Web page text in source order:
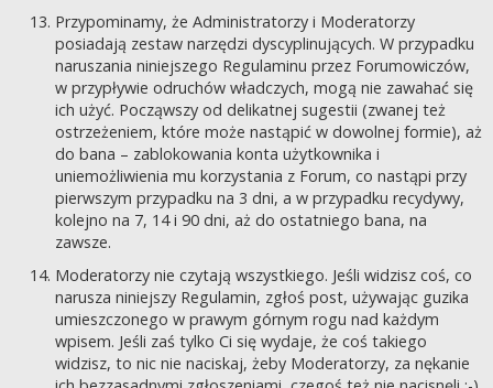
Przypominamy, że Administratorzy i Moderatorzy
posiadają zestaw narzędzi dyscyplinujących. W przypadku
naruszania niniejszego Regulaminu przez Forumowiczów,
w przypływie odruchów władczych, mogą nie zawahać się
ich użyć. Począwszy od delikatnej sugestii (zwanej też
ostrzeżeniem, które może nastąpić w dowolnej formie), aż
do bana – zablokowania konta użytkownika i
uniemożliwienia mu korzystania z Forum, co nastąpi przy
pierwszym przypadku na 3 dni, a w przypadku recydywy,
kolejno na 7, 14 i 90 dni, aż do ostatniego bana, na
zawsze.
Moderatorzy nie czytają wszystkiego. Jeśli widzisz coś, co
narusza niniejszy Regulamin, zgłoś post, używając guzika
umieszczonego w prawym górnym rogu nad każdym
wpisem. Jeśli zaś tylko Ci się wydaje, że coś takiego
widzisz, to nic nie naciskaj, żeby Moderatorzy, za nękanie